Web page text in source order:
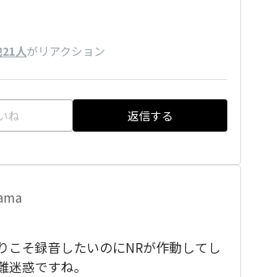
人がリアクション
ね 返信する
こそ録音したいのにNRが作動してし
迷惑ですね。